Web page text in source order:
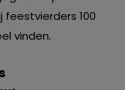
100
vinden.